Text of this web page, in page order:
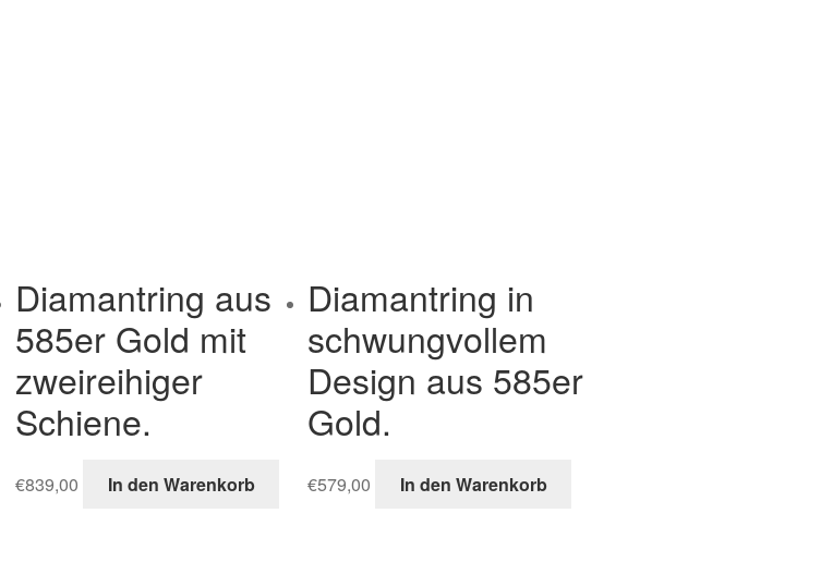
Diamantring aus
585er Gold mit
zweireihiger
Schiene.
€839,00 In den Warenkorb
Diamantring in
schwungvollem
Design aus 585er
Gold.
€579,00 In den Warenkorb